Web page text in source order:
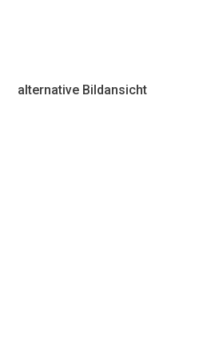
alternative Bildansicht